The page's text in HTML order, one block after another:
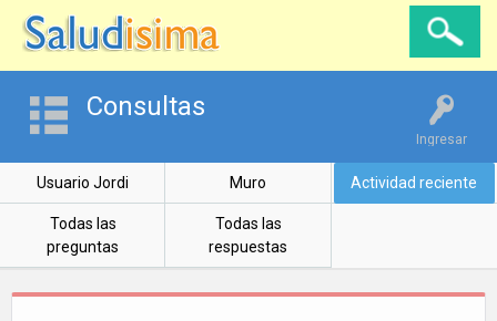
Ingresar
Consultas
Usuario Jordi Muro Actividad reciente
Todas las
preguntas
Todas las
respuestas